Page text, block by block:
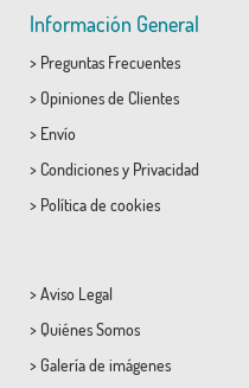
Información General
> Preguntas Frecuentes
> Opiniones de Clientes
> Envío
> Condicionesy Privacidad
> Política de cookies
> Aviso Legal
> Quiénes Somos
> Galería de imágenes